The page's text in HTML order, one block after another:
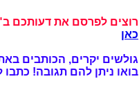
רוצים לפרסם את דעותכם
כאן
גולשים יקרים, הכותבים
בואו ניתן להם תגובה! כתבו